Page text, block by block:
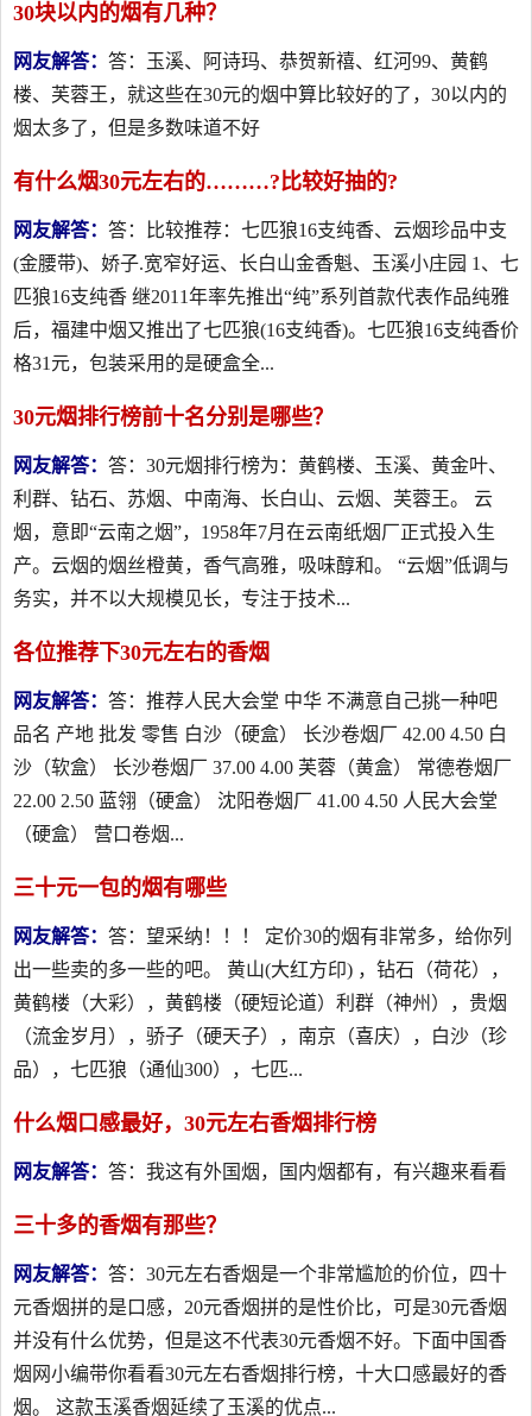
30块以内的烟有几种？
网友解答： 答：玉溪、阿诗玛、恭贺新禧、红河99、黄鹤
楼、芙蓉王，就这些在30元的烟中算比较好的了，30以内的
烟太多了，但是多数味道不好
有什么烟30元左右的………?比较好抽的?
网友解答： 答：比较推荐：七匹狼16支纯香、云烟珍品中支
(金腰带)、娇子.宽窄好运、长白山金香魁、玉溪小庄园 1、七
匹狼16支纯香 继2011年率先推出“纯”系列首款代表作品纯雅
后，福建中烟又推出了七匹狼(16支纯香)。七匹狼16支纯香价
格31元，包装采用的是硬盒全...
30元烟排行榜前十名分别是哪些？
网友解答： 答：30元烟排行榜为：黄鹤楼、玉溪、黄金叶、
利群、钻石、苏烟、中南海、长白山、云烟、芙蓉王。 云
烟，意即“云南之烟”，1958年7月在云南纸烟厂正式投入生
产。云烟的烟丝橙黄，香气高雅，吸味醇和。 “云烟”低调与
务实，并不以大规模见长，专注于技术...
各位推荐下30元左右的香烟
网友解答： 答：推荐人民大会堂 中华 不满意自己挑一种吧
品名 产地 批发 零售 白沙（硬盒） 长沙卷烟厂 42.00 4.50 白
沙（软盒） 长沙卷烟厂 37.00 4.00 芙蓉（黄盒） 常德卷烟厂
22.00 2.50 蓝翎（硬盒） 沈阳卷烟厂 41.00 4.50 人民大会堂
（硬盒） 营口卷烟...
三十元一包的烟有哪些
网友解答： 答：望采纳！！！ 定价30的烟有非常多，给你列
出一些卖的多一些的吧。 黄山(大红方印) ，钻石（荷花），
黄鹤楼（大彩），黄鹤楼（硬短论道）利群（神州），贵烟
（流金岁月），骄子（硬天子），南京（喜庆），白沙（珍
品），七匹狼（通仙300），七匹...
什么烟口感最好，30元左右香烟排行榜
网友解答： 答：我这有外国烟，国内烟都有，有兴趣来看看
三十多的香烟有那些？
网友解答： 答：30元左右香烟是一个非常尴尬的价位，四十
元香烟拼的是口感，20元香烟拼的是性价比，可是30元香烟
并没有什么优势，但是这不代表30元香烟不好。下面中国香
烟网小编带你看看30元左右香烟排行榜，十大口感最好的香
烟。 这款玉溪香烟延续了玉溪的优点...